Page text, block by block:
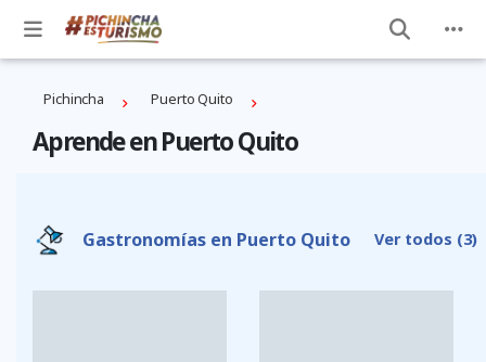
Pichincha Puerto Quito
Aprende en Puerto Quito
Gastronomías en Puerto Quito Ver todos (3)